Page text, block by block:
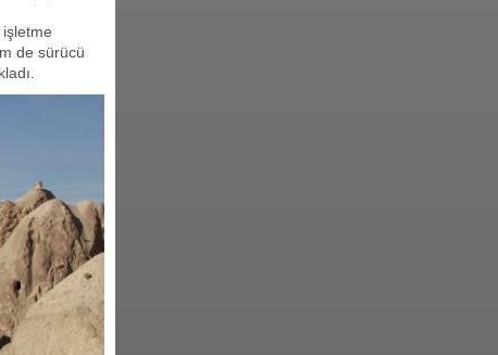
de sürücü